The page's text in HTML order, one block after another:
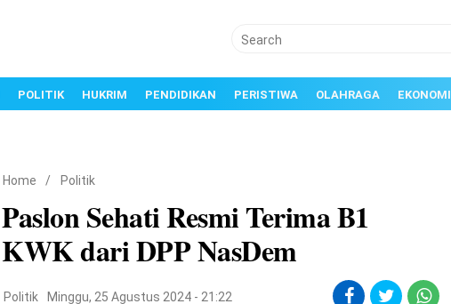
POLITIK HUKRIM PENDIDIKAN PERISTIWA OLAHRAGA EKONOMI
Home / Politik
Paslon Sehati Resmi Terima B1
KWK dari DPP NasDem
Politik
Minggu, 25 Agustus 2024 - 21:22